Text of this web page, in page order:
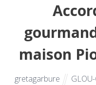
maison
gretagarbure